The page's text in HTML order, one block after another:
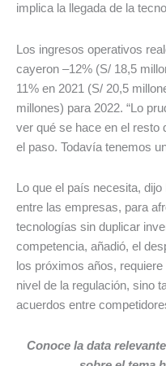
implica la llegada de la
Los ingresos operativos
cayeron –12% (S/ 18,5
11% en 2021 (S/ 20,5
millones) para 2022. “Lo
ver qué se hace en el resto
el paso. Todavía tenemos
Lo que el país necesita,
entre las empresas, para
tecnologías sin duplicar
competencia, añadió, el
los próximos años,
nivel de la regulación, sino
acuerdos entre
Conoce la data